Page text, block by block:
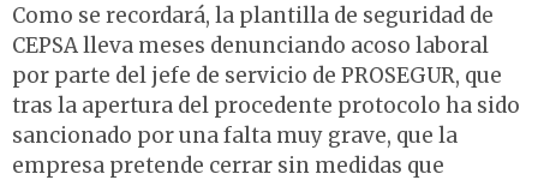
Como se recordará, la plantilla de seguridad de
CEPSA lleva meses denunciando acoso laboral
por parte del jefe de servicio de PROSEGUR, que
tras la apertura del procedente protocolo ha sido
sancionado por una falta muy grave, que la
empresa pretende cerrar sin medidas que